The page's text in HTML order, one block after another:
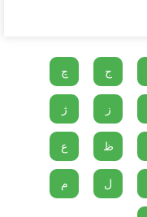
ج چ
ز ژ
ظ ع
ل م